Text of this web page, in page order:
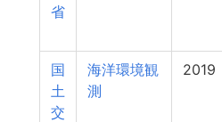
省
国
土
交
海洋環境観
測
2019